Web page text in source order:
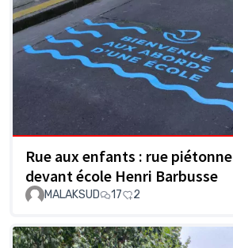
Rue aux enfants : rue piétonne
devant école Henri Barbusse
MALAKSUD 17 2